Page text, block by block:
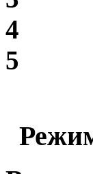
4
5